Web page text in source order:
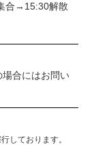
合→15:30解散
合にはお問い
しております。